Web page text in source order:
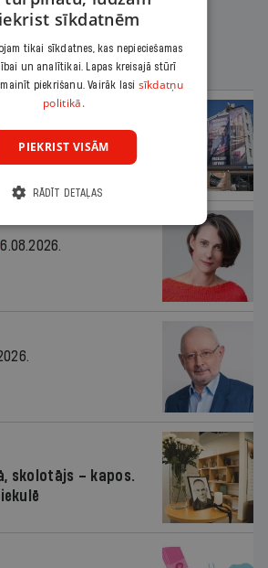
palika nesodīta par
kampaņu
skolotājs – kapos.
sīkdatnēm
tikai sīkdatnes, kas nepieciešamas
un analītikai. Lapas kreisajā stūrī
piekrišanu. Vairāk lasi sīkdatņu
politikā.
PIEKRIST VISĀM
RĀDĪT DETAĻAS